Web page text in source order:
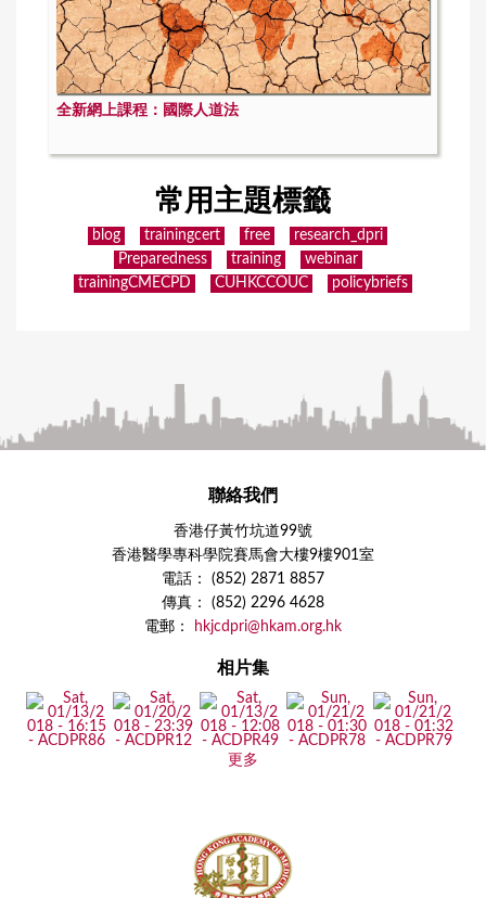
全新網上課程：國際人道法
常用主題標籤
blog trainingcert free
research_dpri
Preparedness
training
webinar
trainingCMECPD
CUHKCCOUC policybriefs
聯絡我們
香港仔黃竹坑道99號
香港醫學專科學院賽馬會大樓9樓901室
電話： (852) 2871 8857
傳真： (852) 2296 4628
電郵：
hkjcdpri@hkam.org.hk
相片集
更多